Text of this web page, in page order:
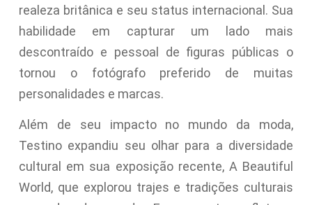
realeza britânica e seu status internacional. Sua
habilidade em capturar um lado mais
descontraído e pessoal de figuras públicas o
tornou o fotógrafo preferido de muitas
personalidades e marcas.
Além de seu impacto no mundo da moda,
Testino expandiu seu olhar para a diversidade
cultural em sua exposição recente, A Beautiful
World, que explorou trajes e tradições culturais